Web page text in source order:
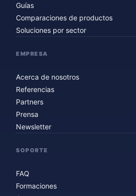
Guías
Comparaciones de productos
Soluciones por sector
EMPRESA
Acerca de nosotros
Referencias
Partners
Prensa
Newsletter
SOPORTE
FAQ
Formaciones